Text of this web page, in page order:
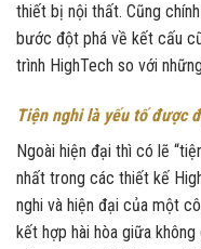
thiết bị nội thất. Cũng
bước đột phá về kết cấu
trình HighTech so với
Tiện nghi là yếu tố được
Ngoài hiện đại thì có lẽ
nhất trong các thiết kế
nghi và hiện đại của một
kết hợp hài hòa giữa